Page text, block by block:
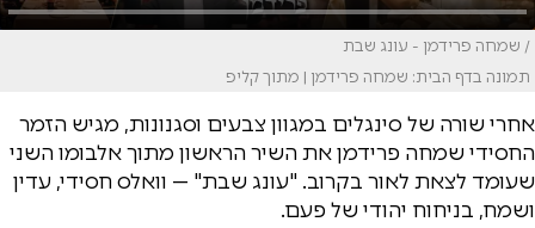
/ שמחה פרידמן - עונג שבת
תמונה בדף הבית: שמחה פרידמן | מתוך קליפ
אחרי שורה של סינגלים במגוון צבעים וסגנונות, מגיש הזמר
החסידי שמחה פרידמן את השיר הראשון מתוך אלבומו השני
שעומד לצאת לאור בקרוב. "עונג שבת" — וואלס חסידי, עדין
ושמח, בניחוח יהודי של פעם.